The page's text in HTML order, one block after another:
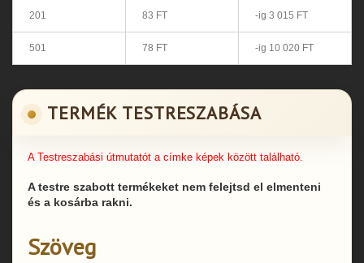
201 83 FT -ig 3 015 FT
501 78 FT -ig 10 020 FT
TERMÉK TESTRESZABÁSA
A Testreszabási útmutatót a címke képek között található.
A testre szabott termékeket nem felejtsd el elmenteni
és a kosárba rakni.
Szöveg